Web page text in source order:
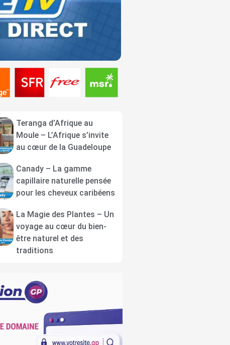
Teranga d’Afrique au
Moule – L’Afrique s’invite
au cœur de la Guadeloupe
Canady – La gamme
capillaire naturelle pensée
pour les cheveux caribéens
La Magie des Plantes – Un
voyage au cœur du bien-
être naturel et des
traditions